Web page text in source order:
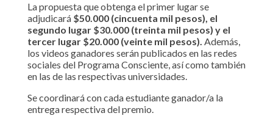
La propuesta que obtenga el primer lugar se
adjudicará $50.000 (cincuenta mil pesos), el
segundo lugar $30.000 (treinta mil pesos) y el
tercer lugar $20.000 (veinte mil pesos). Además,
los videos ganadores serán publicados en las redes
sociales del Programa Consciente, así como también
en las de las respectivas universidades.
Se coordinará con cada estudiante ganador/a la
entrega respectiva del premio.